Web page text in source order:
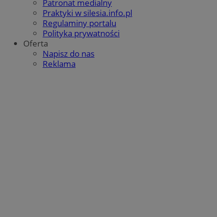
Patronat medialny
Praktyki w silesia.info.pl
Regulaminy portalu
Polityka prywatności
Oferta
Napisz do nas
Reklama